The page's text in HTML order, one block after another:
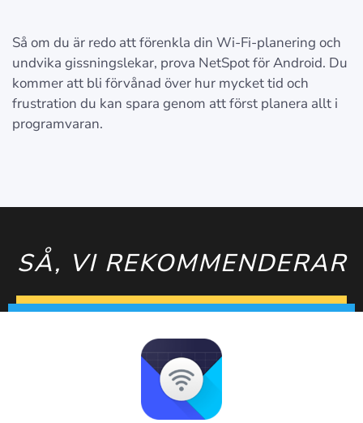
Så om du är redo att förenkla din Wi-Fi-planering och
undvika gissningslekar, prova NetSpot för Android. Du
kommer att bli förvånad över hur mycket tid och
frustration du kan spara genom att först planera allt i
programvaran.
SÅ, VI REKOMMENDERAR